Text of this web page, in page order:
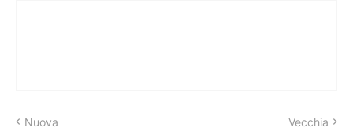
Nuova Vecchia